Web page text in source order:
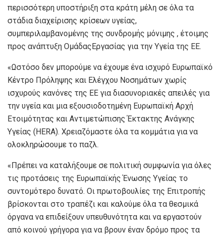
περισσότερη υποστήριξη στα κράτη μέλη σε όλα τα
στάδια διαχείρισης κρίσεων υγείας,
συμπεριλαμβανομένης της συνδρομής μόνιμης , έτοιμης
προς ανάπτυξη ΟμάδαςΕργασίας για την Υγεία της ΕΕ.
«Ωστόσο δεν μπορούμε να έχουμε ένα ισχυρό Ευρωπαϊκό
Κέντρο Πρόληψης και Ελέγχου Νοσημάτων χωρίς
ισχυρούς κανόνες της ΕΕ για διασυνοριακές απειλές για
την υγεία και μια εξουσιοδοτημένη Ευρωπαϊκή Αρχή
Ετοιμότητας και Αντιμετώπισης Έκτακτης Ανάγκης
Υγείας (HERA). Χρειαζόμαστε όλα τα κομμάτια για να
ολοκληρώσουμε το παζλ.
«Πρέπει να καταλήξουμε σε πολιτική συμφωνία για όλες
τις προτάσεις της Ευρωπαϊκής Ένωσης Υγείας το
συντομότερο δυνατό. Οι πρωτοβουλίες της Επιτροπής
βρίσκονται στο τραπέζι και καλούμε όλα τα θεσμικά
όργανα να επιδείξουν υπευθυνότητα και να εργαστούν
από κοινού γρήγορα για να βρουν έναν δρόμο προς τα